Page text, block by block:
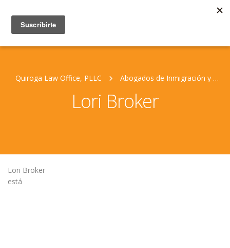
Quiroga Law Office, PLLC Abogados de Inmigración y Personal Jurídico
Lori Broker
Lori Broker
está